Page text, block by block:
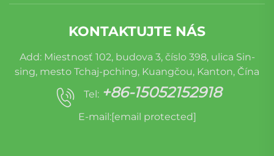
KONTAKTUJTE NÁS
Add: Miestnosť 102, budova 3, číslo 398, ulica Sin-
sing, mesto Tchaj-pching, Kuangčou, Kanton, Čína
Tel: +86-15052152918
E-mail:[email protected]